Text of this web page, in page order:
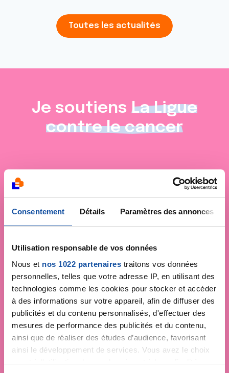
Consentement Détails Paramètres des annonces
Utilisation responsable de vos données
Nous et nos 1022 partenaires traitons vos données
personnelles, telles que votre adresse IP, en utilisant des
technologies comme les cookies pour stocker et accéder
à des informations sur votre appareil, afin de diffuser des
publicités et du contenu personnalisés, d'effectuer des
mesures de performance des publicités et du contenu,
ainsi que de réaliser des études d’audience, favorisant
ainsi le développement de services. Vous avez le choix
quant à l'utilisation de vos données et à leurs finalités.
Toutes les actualités
Je soutiens La Ligue
contre le cancer